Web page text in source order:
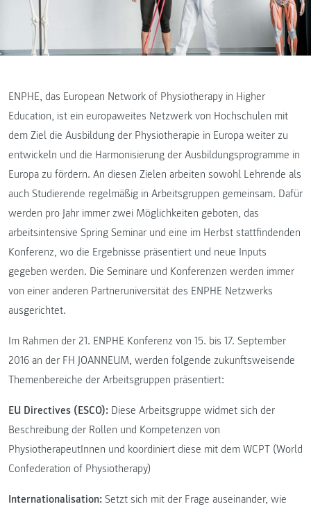
ENPHE, das European Network of Physiotherapy in Higher
Education, ist ein europaweites Netzwerk von Hochschulen mit
dem Ziel die Ausbildung der Physiotherapie in Europa weiter zu
entwickeln und die Harmonisierung der Ausbildungsprogramme in
Europa zu fördern. An diesen Zielen arbeiten sowohl Lehrende als
auch Studierende regelmäßig in Arbeitsgruppen gemeinsam. Dafür
werden pro Jahr immer zwei Möglichkeiten geboten, das
arbeitsintensive Spring Seminar und eine im Herbst stattfindenden
Konferenz, wo die Ergebnisse präsentiert und neue Inputs
gegeben werden. Die Seminare und Konferenzen werden immer
von einer anderen Partneruniversität des ENPHE Netzwerks
ausgerichtet.
Im Rahmen der 21. ENPHE Konferenz von 15. bis 17. September
2016 an der FH JOANNEUM, werden folgende zukunftsweisende
Themenbereiche der Arbeitsgruppen präsentiert:
EU Directives (ESCO): Diese Arbeitsgruppe widmet sich der
Beschreibung der Rollen und Kompetenzen von
PhysiotherapeutInnen und koordiniert diese mit dem WCPT (World
Confederation of Physiotherapy)
Internationalisation: Setzt sich mit der Frage auseinander, wie